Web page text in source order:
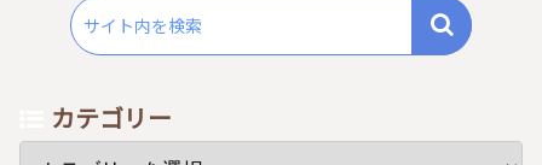
カテゴリー